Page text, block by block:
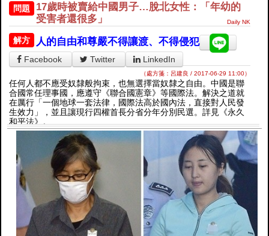
問題
​17歲時被賣給中國男子…脫北女性：「年幼的
受害者還很多」
Daily NK
解方 人的自由和尊嚴不得讓渡、不得侵犯
Facebook Twitter LinkedIn
（處方箋：呂建良 / 2017-06-29 11:00）
任何人都不應受奴隸般拘束，也無選擇當奴隸之自由。中國是聯
合國常任理事國，應遵守《聯合國憲章》等國際法。解決之道就
在厲行「一個地球一套法律，國際法高於國內法，直接對人民發
生效力」，並且讓現行四權首長分省分年分別民選。詳見《永久
和平法》。